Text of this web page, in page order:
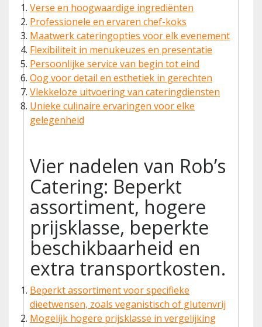
Verse en hoogwaardige ingrediënten
Professionele en ervaren chef-koks
Maatwerk cateringopties voor elk evenement
Flexibiliteit in menukeuzes en presentatie
Persoonlijke service van begin tot eind
Oog voor detail en esthetiek in gerechten
Vlekkeloze uitvoering van cateringdiensten
Unieke culinaire ervaringen voor elke
gelegenheid
Vier nadelen van Rob’s
Catering: Beperkt
assortiment, hogere
prijsklasse, beperkte
beschikbaarheid en
extra transportkosten.
Beperkt assortiment voor specifieke
dieetwensen, zoals veganistisch of glutenvrij
Mogelijk hogere prijsklasse in vergelijking